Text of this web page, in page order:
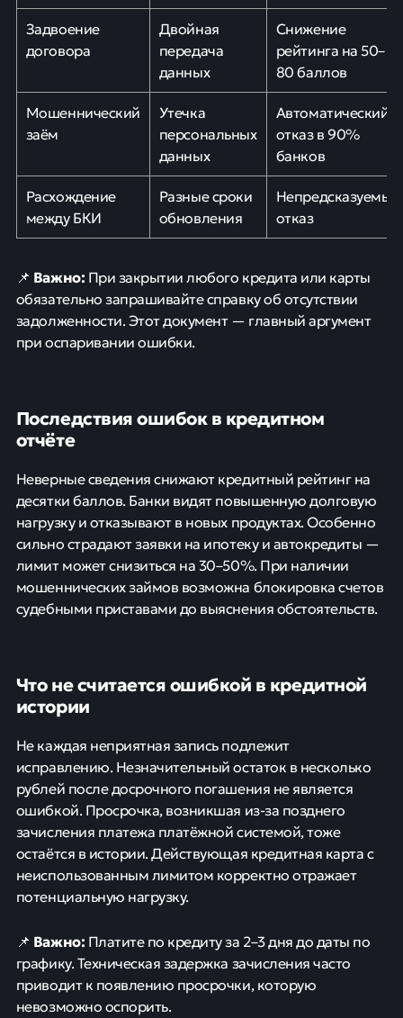
Задвоение
договора
Двойная
передача
данных
Снижение
рейтинга на 50–
80 баллов
Мошеннический
заём
Утечка
персональных
данных
Автоматический
отказ в 90%
банков
Расхождение
между БКИ
Разные сроки
обновления
Непредсказуемый
отказ
📌 Важно: При закрытии любого кредита или карты
обязательно запрашивайте справку об отсутствии
задолженности. Этот документ — главный аргумент
при оспаривании ошибки.
Последствия ошибок в кредитном
отчёте
Неверные сведения снижают кредитный рейтинг на
десятки баллов. Банки видят повышенную долговую
нагрузку и отказывают в новых продуктах. Особенно
сильно страдают заявки на ипотеку и автокредиты —
лимит может снизиться на 30–50%. При наличии
мошеннических займов возможна блокировка счетов
судебными приставами до выяснения обстоятельств.
Что не считается ошибкой в кредитной
истории
Не каждая неприятная запись подлежит
исправлению. Незначительный остаток в несколько
рублей после досрочного погашения не является
ошибкой. Просрочка, возникшая из-за позднего
зачисления платежа платёжной системой, тоже
остаётся в истории. Действующая кредитная карта с
неиспользованным лимитом корректно отражает
потенциальную нагрузку.
📌 Важно: Платите по кредиту за 2–3 дня до даты по
графику. Техническая задержка зачисления часто
приводит к появлению просрочки, которую
невозможно оспорить.